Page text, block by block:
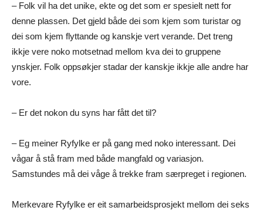
– Folk vil ha det unike, ekte og det som er spesielt nett for
denne plassen. Det gjeld både dei som kjem som turistar og
dei som kjem flyttande og kanskje vert verande. Det treng
ikkje vere noko motsetnad mellom kva dei to gruppene
ynskjer. Folk oppsøkjer stadar der kanskje ikkje alle andre har
vore.
– Er det nokon du syns har fått det til?
– Eg meiner Ryfylke er på gang med noko interessant. Dei
vågar å stå fram med både mangfald og variasjon.
Samstundes må dei våge å trekke fram særpreget i regionen.
Merkevare Ryfylke er eit samarbeidsprosjekt mellom dei seks